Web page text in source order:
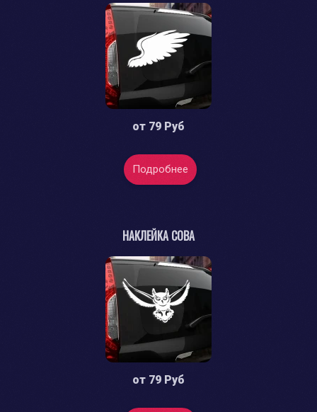
от 79 Руб
Подробнее
НАКЛЕЙКА СОВА
от 79 Руб